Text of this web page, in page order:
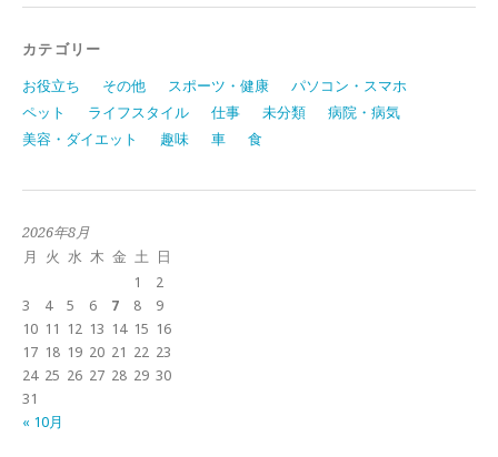
カテゴリー
お役立ち その他 スポーツ・健康
パソコン・スマホ
ペット
ライフスタイル 仕事 未分類
病院・病気
美容・ダイエット
趣味 車 食
2026年8月
月
火 水 木 金 土
日
1
2
3
4 5 6 7 8
9
10 11 12 13 14 15 16
17 18 19 20 21 22 23
24 25 26 27 28 29 30
31
« 10月